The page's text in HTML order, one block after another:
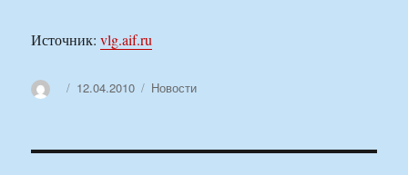
Источник:vlg.aif.ru
АвторОпубликовано
12.04.2010 Рубрики
Новости